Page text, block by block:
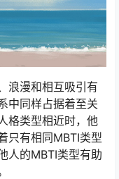
浪漫和相互吸引有
中同样占据着至关
格类型相近时，他
只有相同MBTI类型
人的MBTI类型有助